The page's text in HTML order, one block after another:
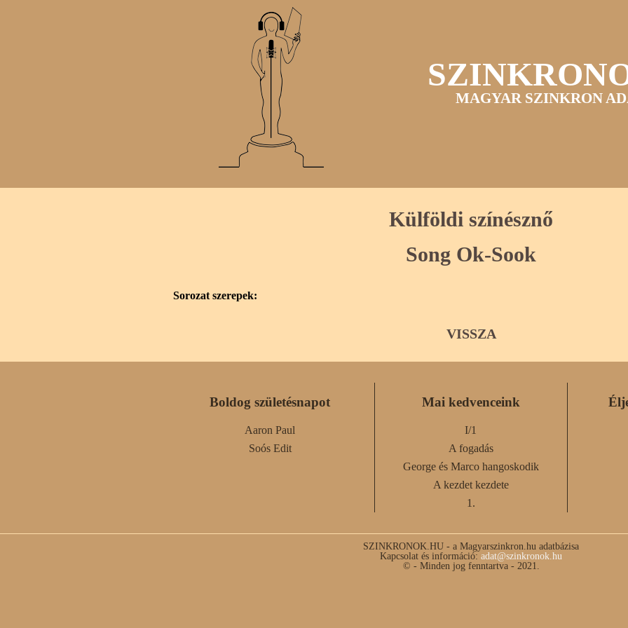
MAGYAR SZINKRON
Külföldi színésznő
Song Ok-Sook
Sorozat szerepek:
VISSZA
Boldog születésnapot
Aaron Paul
Soós Edit
Mai kedvenceink
I/1
A fogadás
George és Marco hangoskodik
A kezdet kezdete
1.
SZINKRONOK.HU - a Magyarszinkron.hu adatbázisa
Kapcsolat és információ: adat@szinkronok.hu
© - Minden jog fenntartva - 2021.